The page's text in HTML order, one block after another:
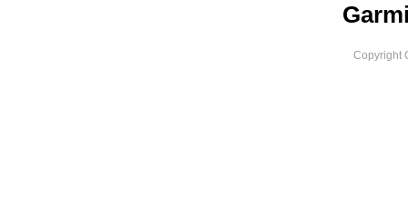
Copyright